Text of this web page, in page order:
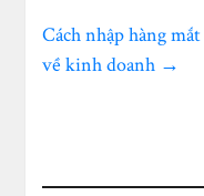
Cách nhập hàng
về kinh doanh →